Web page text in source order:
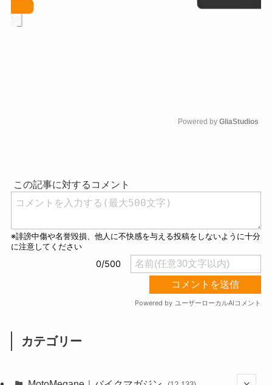
Powered by GliaStudios
カテゴリー